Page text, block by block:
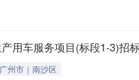
地面改造、艺术间墙改造、强弱
用车服务项目(标段1-3)招
州市｜南沙区